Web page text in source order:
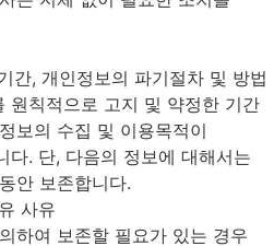
간, 개인정보의 파기절차 및 방법
원칙적으로 고지 및 약정한 기간
보의 수집 및 이용목적이
다. 단, 다음의 정보에 대해서는
안 보존합니다.
사유
하여 보존할 필요가 있는 경우